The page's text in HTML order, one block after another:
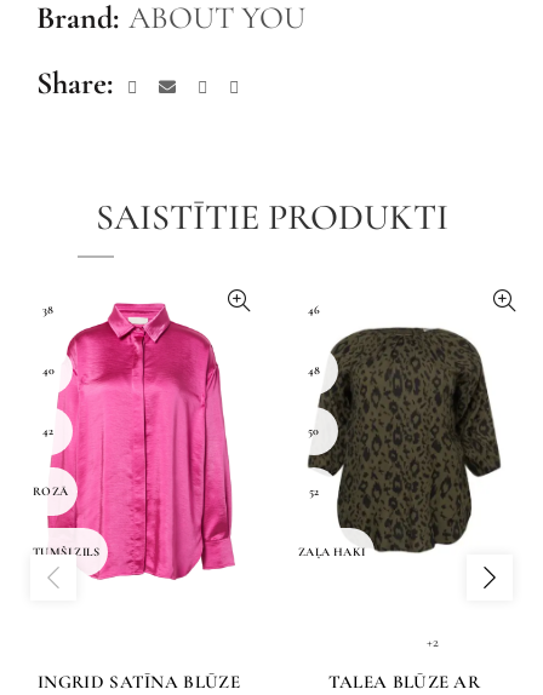
Brand: ABOUT YOU
Share
SAISTĪTIE PRODUKTI
38
40
42
ROZĀ
TUMŠI ZILS
INGRID SATĪNA BLŪZE
46
48
50
52
ZAĻA HAKI
+2
TALEA BLŪZE AR